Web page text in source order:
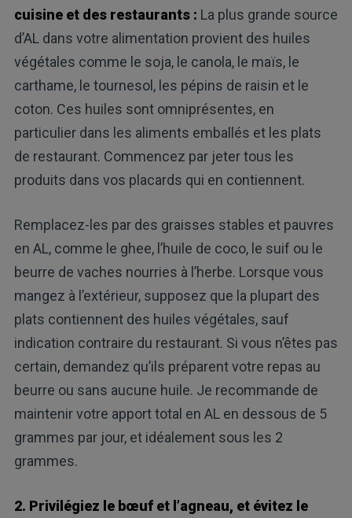
cuisine et des restaurants : La plus grande source
d’AL dans votre alimentation provient des huiles
végétales comme le soja, le canola, le maïs, le
carthame, le tournesol, les pépins de raisin et le
coton. Ces huiles sont omniprésentes, en
particulier dans les aliments emballés et les plats
de restaurant. Commencez par jeter tous les
produits dans vos placards qui en contiennent.
Remplacez-les par des graisses stables et pauvres
en AL, comme le ghee, l’huile de coco, le suif ou le
beurre de vaches nourries à l’herbe. Lorsque vous
mangez à l’extérieur, supposez que la plupart des
plats contiennent des huiles végétales, sauf
indication contraire du restaurant. Si vous n’êtes pas
certain, demandez qu’ils préparent votre repas au
beurre ou sans aucune huile. Je recommande de
maintenir votre apport total en AL en dessous de 5
grammes par jour, et idéalement sous les 2
grammes.
2. Privilégiez le bœuf et l’agneau, et évitez le